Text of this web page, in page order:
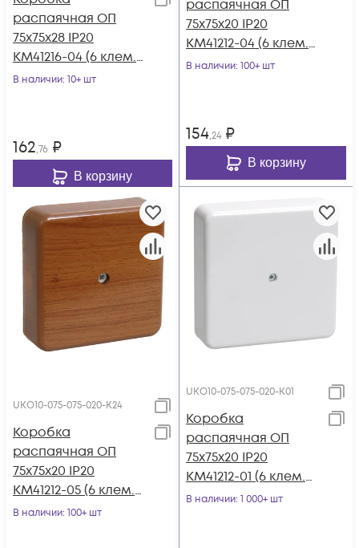
распаячная ОП
75х75х28 IP20
КМ41216-04 (6 клем.
6кв.мм) сосна IEK
В наличии: 10+ шт
162,76 ₽
В корзину
распаячная ОП
75х75х20 IP20
КМ41212-04 (6 клем.
6кв.мм) сосна IEK
В наличии: 100+ шт
154,24 ₽
В корзину
UKO10-075-075-020-K24
Коробка
распаячная ОП
75х75х20 IP20
КМ41212-05 (6 клем.
6кв.мм) дуб IEK
В наличии: 100+ шт
UKO10-075-075-020-K01
Коробка
распаячная ОП
75х75х20 IP20
КМ41212-01 (6 клем.
6кв.мм) бел. IEK
В наличии: 1 000+ шт